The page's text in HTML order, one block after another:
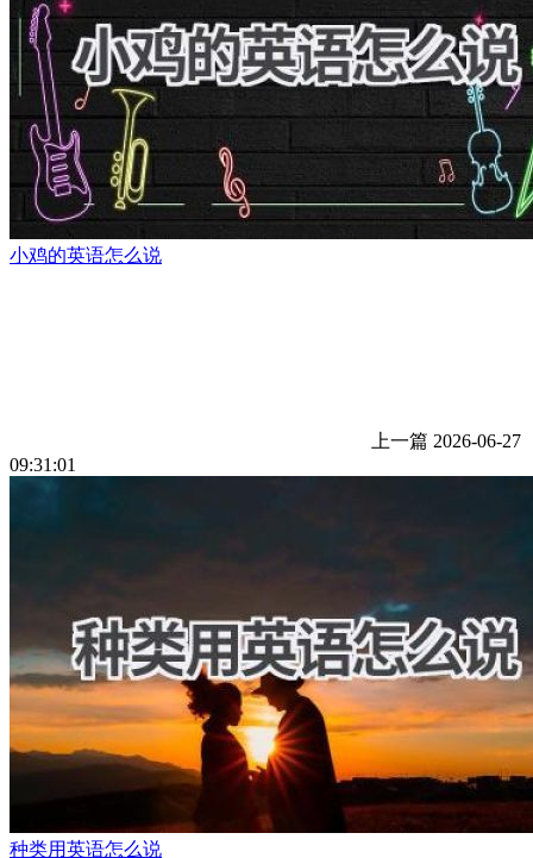
小鸡的英语怎么说
上一篇 2026-06-27
09:31:01
种类用英语怎么说